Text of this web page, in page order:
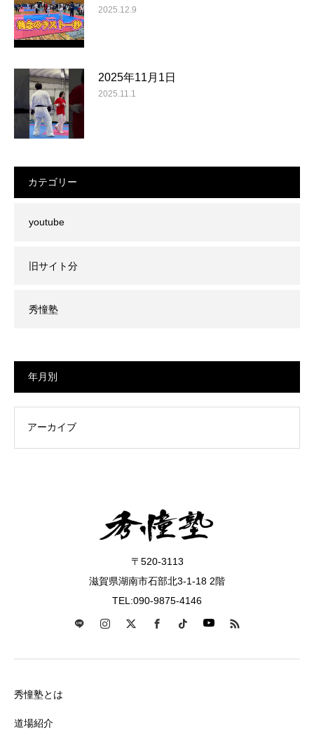
2025.12.9
2025年11月1日
2025.11.1
カテゴリー
youtube
旧サイト分
秀憧塾
年月別
〒520-3113
滋賀県湖南市石部北3-1-18 2階
TEL:090-9875-4146
秀憧塾とは
道場紹介